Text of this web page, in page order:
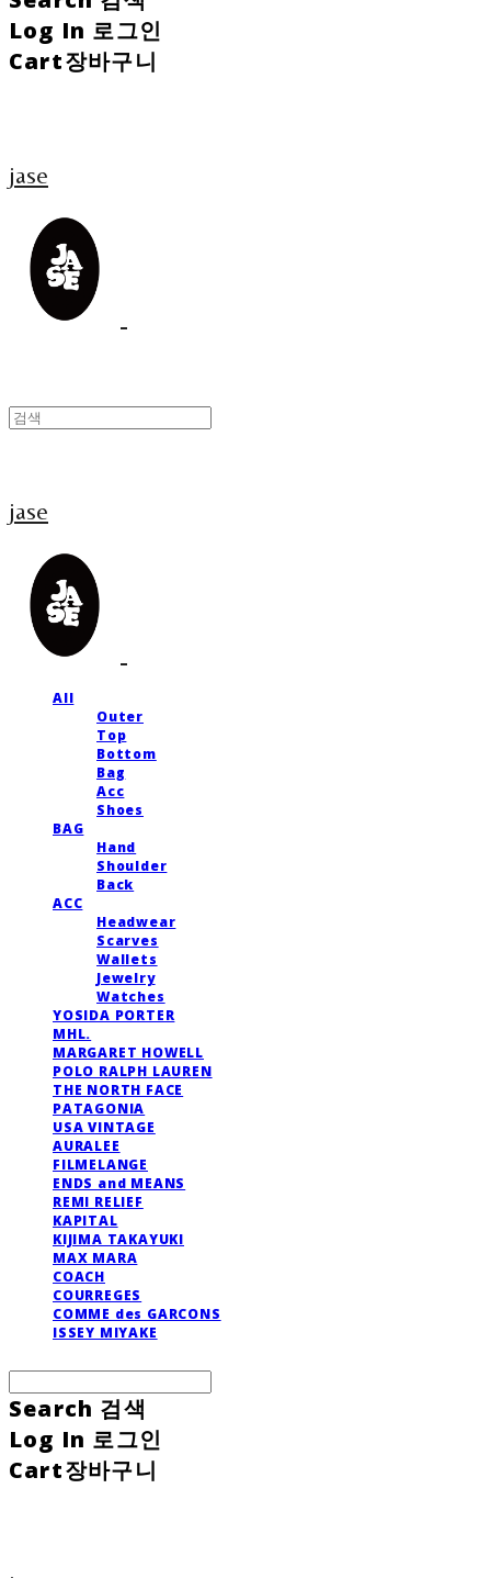
Log In 로그인
Cart장바구니
jase
jase
All
Outer
Top
Bottom
Bag
Acc
Shoes
BAG
Hand
Shoulder
Back
ACC
Headwear
Scarves
Wallets
Jewelry
Watches
YOSIDA PORTER
MHL.
MARGARET HOWELL
POLO RALPH LAUREN
THE NORTH FACE
PATAGONIA
USA VINTAGE
AURALEE
FILMELANGE
ENDS and MEANS
REMI RELIEF
KAPITAL
KIJIMA TAKAYUKI
MAX MARA
COACH
COURREGES
COMME des GARCONS
ISSEY MIYAKE
Search 검색
Log In 로그인
Cart장바구니